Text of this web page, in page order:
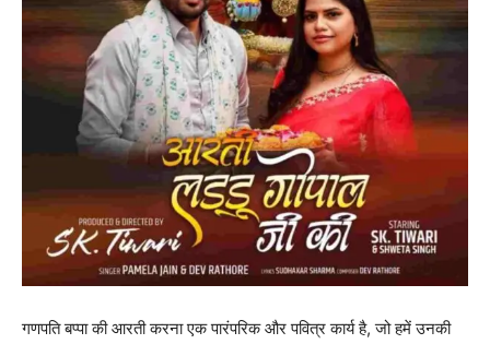
गणपति बप्पा की आरती करना एक पारंपरिक और पवित्र कार्य है, जो हमें उनकी